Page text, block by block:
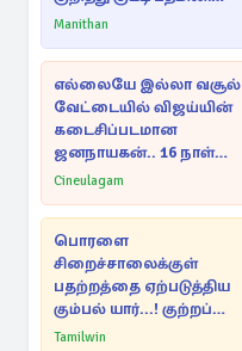
பரபரப்பு பேட்டி
Manithan
எல்லையே இல்லா வசூல்
வேட்டையில் விஜய்யின்
கடைசிப்படமான
ஜனநாயகன்.. 16 நாள்
பாக்ஸ் ஆபிஸ்
Cineulagam
பொரளை
சிறைச்சாலைக்குள்
பதற்றத்தை ஏற்படுத்திய
கும்பல் யார்...! குற்றப்
பின்னணி தொடர்பில்
Tamilwin